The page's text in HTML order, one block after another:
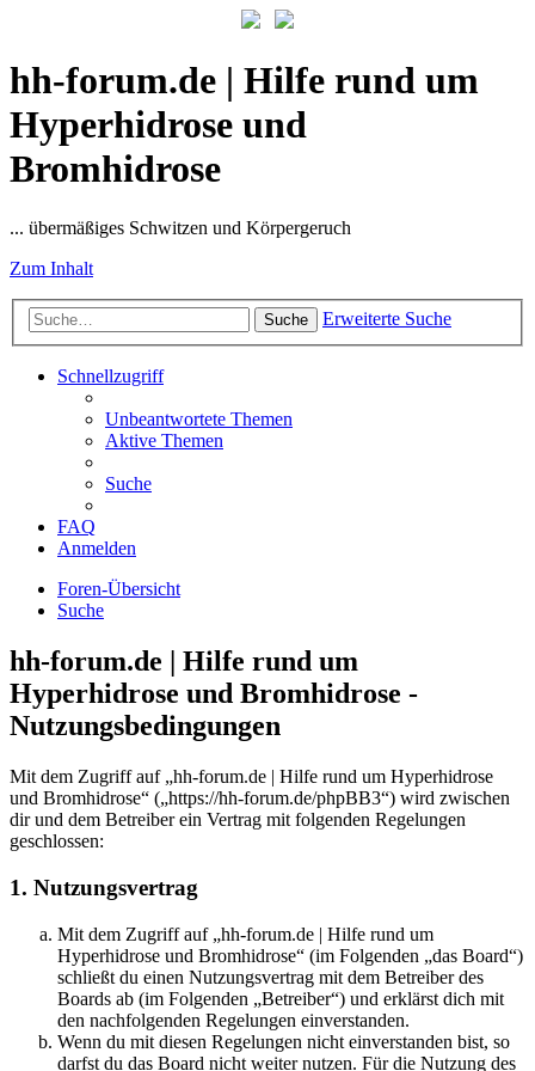
hh-forum.de | Hilfe rund um
Hyperhidrose und
Bromhidrose
... übermäßiges Schwitzen und Körpergeruch
Zum Inhalt
Suche Erweiterte Suche
Schnellzugriff
Unbeantwortete Themen
Aktive Themen
Suche
FAQ
Anmelden
Foren-Übersicht
Suche
hh-forum.de | Hilfe rund um
Hyperhidrose und Bromhidrose -
Nutzungsbedingungen
Mit dem Zugriff auf „hh-forum.de | Hilfe rund um Hyperhidrose
und Bromhidrose“ („https://hh-forum.de/phpBB3“) wird zwischen
dir und dem Betreiber ein Vertrag mit folgenden Regelungen
geschlossen:
1. Nutzungsvertrag
Mit dem Zugriff auf „hh-forum.de | Hilfe rund um
Hyperhidrose und Bromhidrose“ (im Folgenden „das Board“)
schließt du einen Nutzungsvertrag mit dem Betreiber des
Boards ab (im Folgenden „Betreiber“) und erklärst dich mit
den nachfolgenden Regelungen einverstanden.
Wenn du mit diesen Regelungen nicht einverstanden bist, so
darfst du das Board nicht weiter nutzen. Für die Nutzung des